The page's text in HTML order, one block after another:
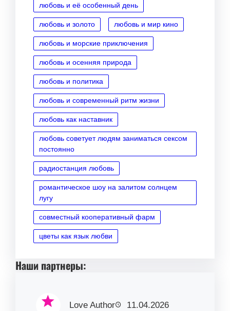
любовь и её особенный день
любовь и золото любовь и мир кино
любовь и морские приключения
любовь и осенняя природа
любовь и политика
любовь и современный ритм жизни
любовь как наставник
любовь советует людям заниматься сексом
постоянно
радиостанция любовь
романтическое шоу на залитом солнцем
лугу
совместный кооперативный фарм
цветы как язык любви
Наши партнеры:
Love Author 11.04.2026